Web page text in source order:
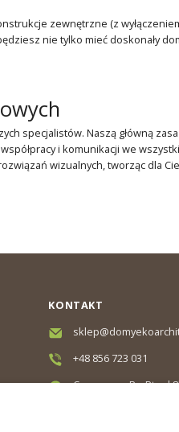
zewnętrzne (z
nie tylko mieć doskonały
specjalistów. Naszą główną
i komunikacji we
wizualnych, tworząc dla
KONTAKT
+48 856 723 031
Czas pracy: Pn-Pt od